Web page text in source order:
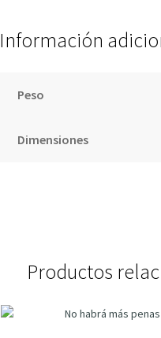
Información
Peso
Dimensiones
Productos